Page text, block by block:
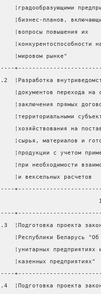
¦градообразующими
¦бизнес-планов,
¦вопросы
¦мировом рынке"
¦Разработка
¦документов перехода
¦заключения прямых
¦территориальными
¦хозяйствования на
¦сырья, материалов
¦продукции с
¦при необходимости
¦и вексельных
II
¦Подготовка проекта
¦Республики Беларусь
¦унитарных
¦казенных
¦Подготовка проекта